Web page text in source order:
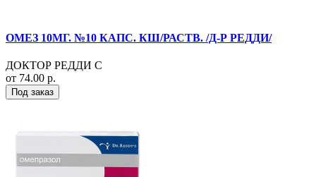
ОМЕЗ 10МГ. №10 КАПС. КШ/РАСТВ. /Д-Р РЕДДИ/
ДОКТОР РЕДДИ С
от 74.00 р.
Под заказ